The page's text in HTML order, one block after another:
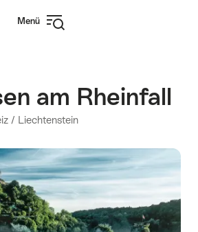
Menü
am Rheinfall
/ Liechtenstein